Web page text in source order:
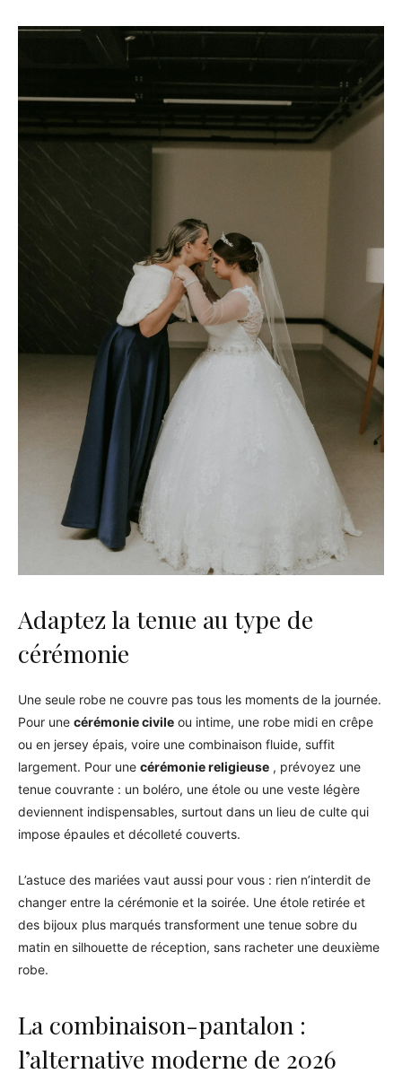
Adaptez la tenue au type de
cérémonie
Une seule robe ne couvre pas tous les moments de la journée.
Pour une cérémonie civile ou intime, une robe midi en crêpe
ou en jersey épais, voire une combinaison fluide, suffit
largement. Pour une cérémonie religieuse , prévoyez une
tenue couvrante : un boléro, une étole ou une veste légère
deviennent indispensables, surtout dans un lieu de culte qui
impose épaules et décolleté couverts.
L’astuce des mariées vaut aussi pour vous : rien n’interdit de
changer entre la cérémonie et la soirée. Une étole retirée et
des bijoux plus marqués transforment une tenue sobre du
matin en silhouette de réception, sans racheter une deuxième
robe.
La combinaison-pantalon :
l’alternative moderne de 2026